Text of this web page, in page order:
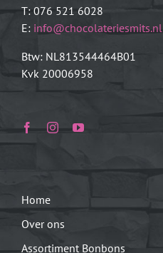
T: 076 521 6028
E: info@chocolateriesmits.nl
Btw: NL813544464B01
Kvk 20006958
Home
Over ons
Assortiment Bonbons